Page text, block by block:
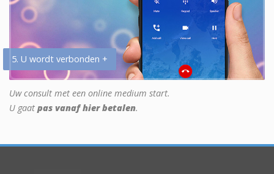
5. U wordt verbonden +
Uw consult met een online medium start.
U gaat pas vanaf hier betalen.